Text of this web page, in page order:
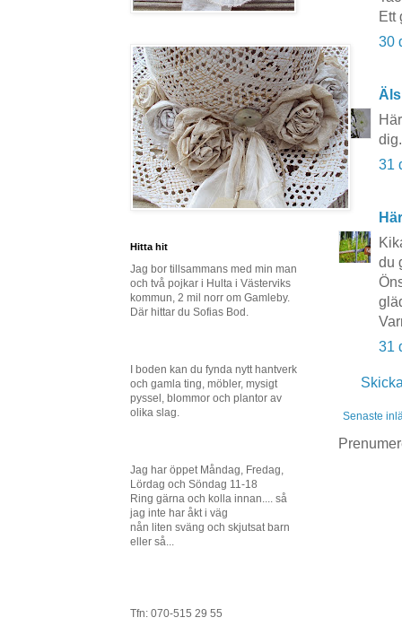
Ett
30
31
du
31
Senaste
Hitta hit
Jag bor tillsammans med min man
och två pojkar i Hulta i Västerviks
kommun, 2 mil norr om Gamleby.
Där hittar du Sofias Bod.
I boden kan du fynda nytt hantverk
och gamla ting, möbler, mysigt
pyssel, blommor och plantor av
olika slag.
Jag har öppet Måndag, Fredag,
Lördag och Söndag 11-18
Ring gärna och kolla innan.... så
jag inte har åkt i väg
nån liten sväng och skjutsat barn
eller så...
Tfn: 070-515 29 55